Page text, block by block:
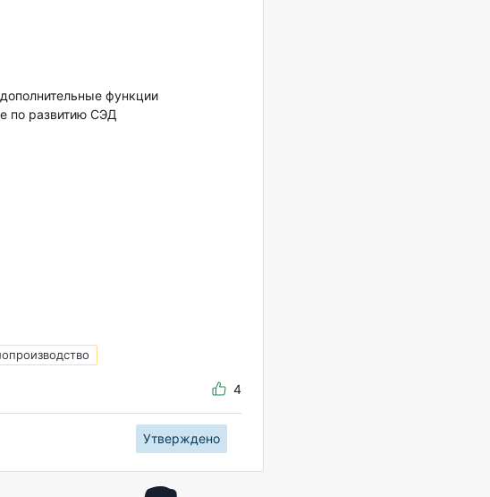
функции
по развитию СЭД
4
Утверждено